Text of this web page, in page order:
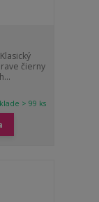
čierny
> 99 ks